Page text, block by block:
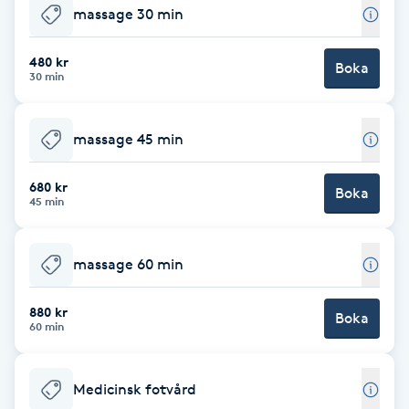
Babylights
Balayage
Bambumassage
Barber
Barnklippning
BIAB
Bottenfärg
massage 30 min
480 kr
30 min Boka
massage 45 min
680 kr
45 min Boka
massage 60 min
880 kr
60 min Boka
Medicinsk fotvård